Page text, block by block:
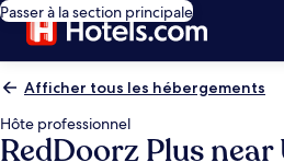
Passer à la section principale
Afficher tous les hébergements
Hôte professionnel
RedDoorz Plus near